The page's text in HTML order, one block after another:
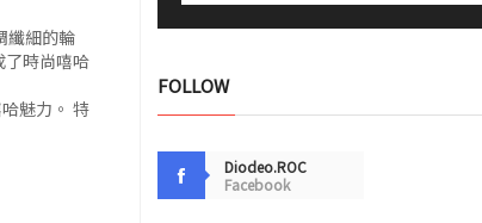
纖細的輪
了時尚嘻哈
魅力。 特
FOLLOW
Diodeo.ROC
Facebook